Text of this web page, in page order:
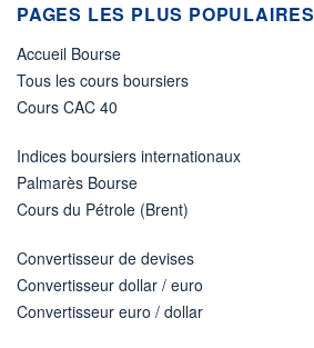
PAGES LES PLUS POPULAIRES
Accueil Bourse
Tous les cours boursiers
Cours CAC 40
Indices boursiers internationaux
Palmarès Bourse
Cours du Pétrole (Brent)
Convertisseur de devises
Convertisseur dollar / euro
Convertisseur euro / dollar